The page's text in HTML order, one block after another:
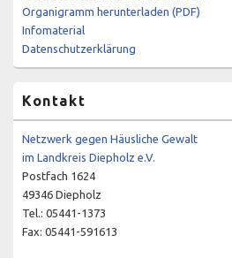
Organigramm herunterladen (PDF)
Infomaterial
Datenschutzerklärung
Kontakt
Netzwerk gegen Häusliche Gewalt
im Landkreis Diepholz e.V.
Postfach 1624
49346 Diepholz
Tel.: 05441-1373
Fax: 05441-591613